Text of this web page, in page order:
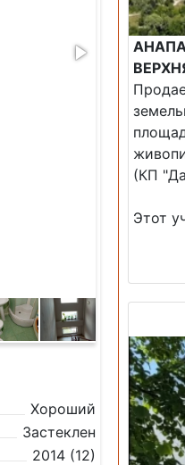
Хороший
Застеклен
2014 (12)
(КП
Этот